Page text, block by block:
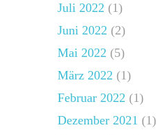
Juli 2022 (1)
Juni 2022 (2)
Mai 2022 (5)
März 2022 (1)
Februar 2022 (1)
Dezember 2021 (1)